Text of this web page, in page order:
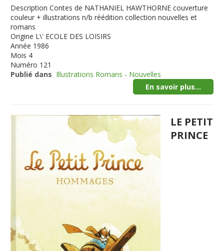
Description Contes de NATHANIEL HAWTHORNE couverture
couleur + illustrations n/b réédition collection nouvelles et
romans
Origine L\' ECOLE DES LOISIRS
Année 1986
Mois 4
Numéro 121
Publié dans Illustrations Romans - Nouvelles
En savoir plus...
LE PETIT
PRINCE